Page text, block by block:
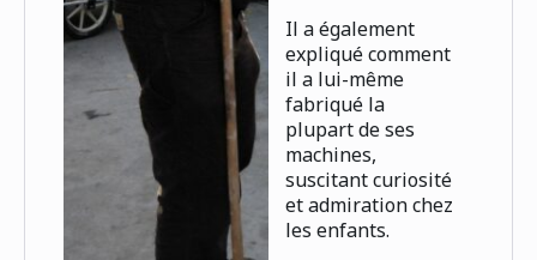
Il a également
expliqué comment
il a lui-même
fabriqué la
plupart de ses
machines,
suscitant curiosité
et admiration chez
les enfants.